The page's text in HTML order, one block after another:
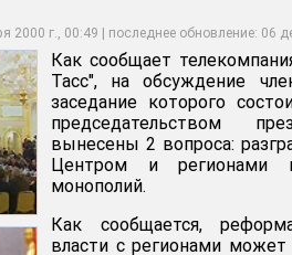
2000 г., 00:49 | последнее обновление: 06
обсудит реформу естественных
Как сообщает
Тасс", на обсуждение
заседание которого
председательством
вынесены 2 вопроса:
Центром и регионами
монополий.
Как сообщается,
власти с регионами